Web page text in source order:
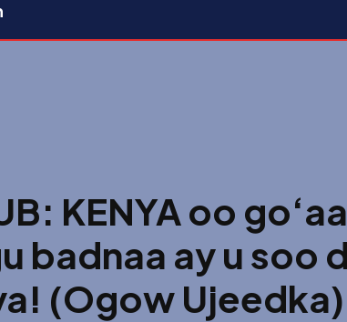
KENYA oo
badnaa ay u soo
(Ogow